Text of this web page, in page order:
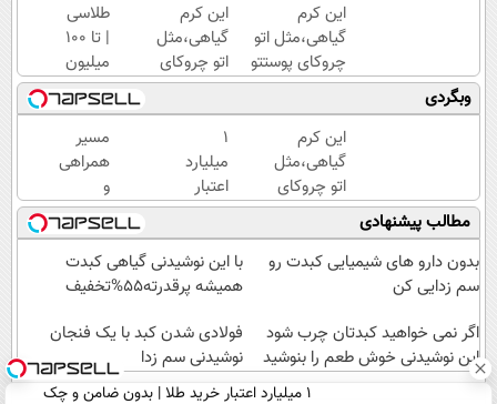
این کرم
گیاهی،مثل اتو
چروکای پوستتو
صاف
میکنه!+تخفیف
ویژه
این کرم
گیاهی،مثل
اتو چروکای
پوستتوصاف
میکنه!50%تخفیف
طلاسی
| تا 100
میلیون
وام
آنی
خرید
طلا💰
ثبت
نام
کن!
وبگردی
این کرم
گیاهی،مثل
اتو چروکای
پوستتوصاف
میکنه!50%تخفیف
۱
میلیارد
اعتبار
خرید
طلا |
بدون
ضامن
مسیر
همراهی
و
گزارش
عملکرد
گروه
اسنپ
۱۴۰۴
مطالب پیشنهادی
بدون دارو های شیمیایی کبدت رو
سم زدایی کن
با این نوشیدنی گیاهی کبدت
همیشه پرقدرته55%تخفیف
اگر نمی خواهید کبدتان چرب شود
این نوشیدنی خوش طعم را بنوشید
فولادی شدن کبد با یک فنجان
نوشیدنی سم زدا
۱ میلیارد اعتبار خرید طلا | بدون ضامن و چک